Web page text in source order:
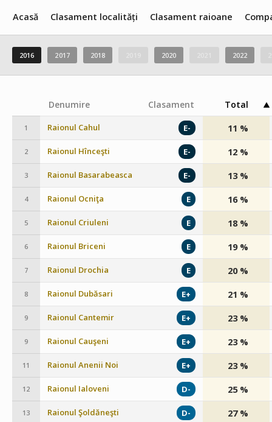
Acasă Clasament localități Clasament raioane
2016 2017 2018 2020 2022
Denumire Clasament Total
1 Raionul Cahul E- 11 %
2 Raionul Hînceşti E- 12 %
3 Raionul Basarabeasca E- 13 %
4 Raionul Ocniţa E 16 %
5 Raionul Criuleni E 18 %
6 Raionul Briceni E 19 %
7 Raionul Drochia E 20 %
8 Raionul Dubăsari E+ 21 %
9 Raionul Cantemir E+ 23 %
9 Raionul Cauşeni E+ 23 %
11 Raionul Anenii Noi E+ 23 %
12 Raionul Ialoveni D- 25 %
13 Raionul Şoldăneşti D- 27 %